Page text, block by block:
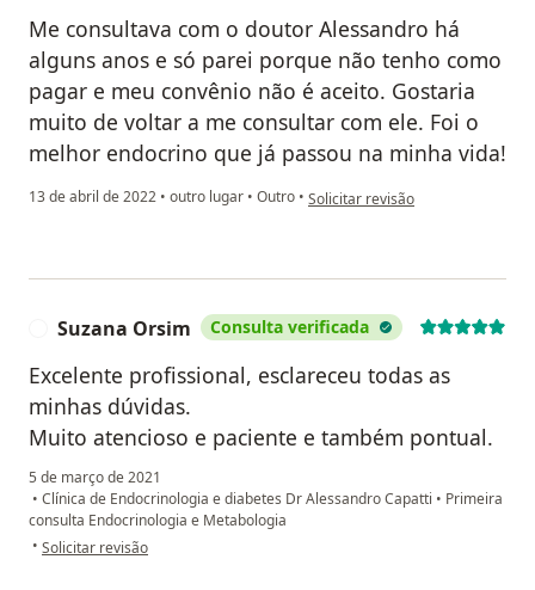
Me consultava com o doutor Alessandro há
alguns anos e só parei porque não tenho como
pagar e meu convênio não é aceito. Gostaria
muito de voltar a me consultar com ele. Foi o
melhor endocrino que já passou na minha vida!
13 de abril de 2022 • outro lugar • Outro • na opinião do utilizador Thaís Faé
Solicitar revisão
Suzana Orsim Consulta verificada
Excelente profissional, esclareceu todas as
minhas dúvidas.
Muito atencioso e paciente e também pontual.
5 de março de 2021
• Clínica de Endocrinologia e diabetes Dr Alessandro Capatti • Primeira
consulta Endocrinologia e Metabologia
• na opinião do utilizador Suzana Orsim
Solicitar revisão